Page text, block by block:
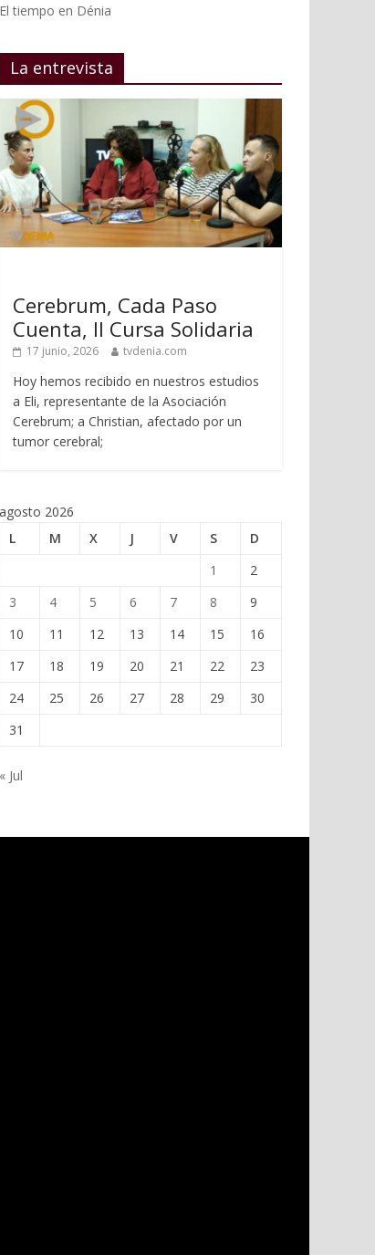
El tiempo en Dénia
La entrevista
Cerebrum, Cada Paso
Cuenta, II Cursa Solidaria
17 junio, 2026 tvdenia.com
Hoy hemos recibido en nuestros estudios
a Eli, representante de la Asociación
Cerebrum; a Christian, afectado por un
tumor cerebral;
agosto 2026
L
M X J V S
D
1
2
3
4 5 6 7 8
9
10
11 12 13 14 15
16
17
18 19 20 21 22
23
24
25 26 27 28 29
30
31
« Jul